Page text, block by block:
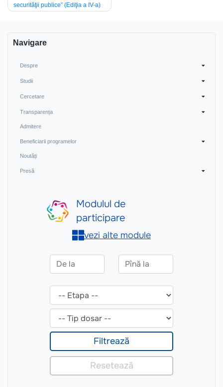
securităţii publice” (Ediţia a IV-a)
Navigare
Despre
Studii
Cercetare
Transparența
Admitere
Beneficiarii programelor
Noutăți
Presă